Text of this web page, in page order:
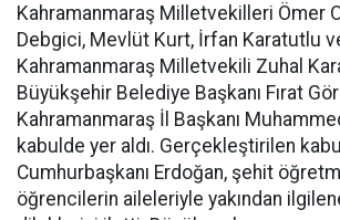
Kahramanmaraş Milletvekilleri Ömer
Debgici, Mevlüt Kurt, İrfan Karatutlu
Kahramanmaraş Milletvekili Zuhal
Büyükşehir Belediye Başkanı Fırat
Kahramanmaraş İl Başkanı
kabulde yer aldı. Gerçekleştirilen
Cumhurbaşkanı Erdoğan, şehit
öğrencilerin aileleriyle yakından